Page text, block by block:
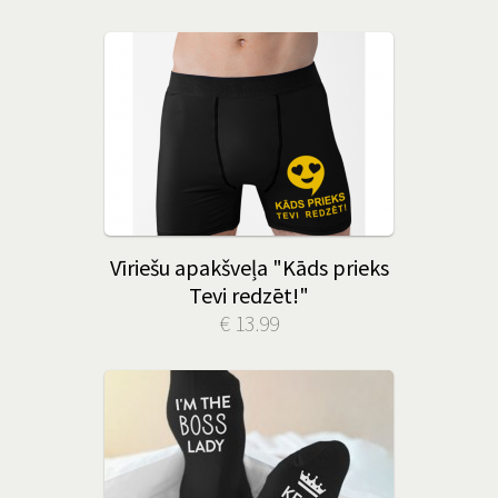
Vīriešu apakšveļa "Kāds prieks
Tevi redzēt!"
€ 13.99